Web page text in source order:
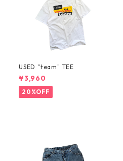
USED "team" TEE
¥3,960
20%OFF